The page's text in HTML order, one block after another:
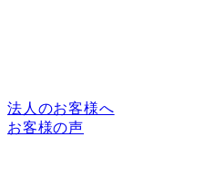
法人のお客様へ
お客様の声